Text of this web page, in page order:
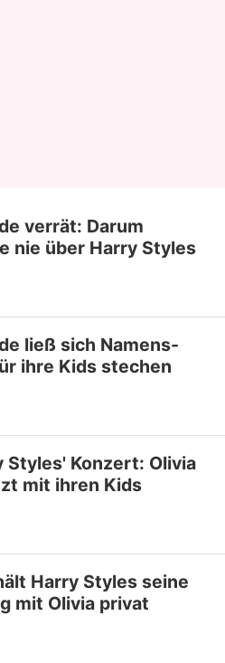
verrät: Darum
nie über Harry Styles
ließ sich Namens-
ihre Kids stechen
Styles' Konzert: Olivia
mit ihren Kids
Harry Styles seine
mit Olivia privat